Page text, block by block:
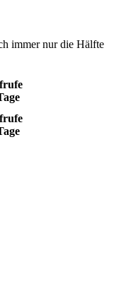
immer nur die Hälfte